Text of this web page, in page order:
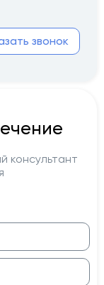
звонок
консультант